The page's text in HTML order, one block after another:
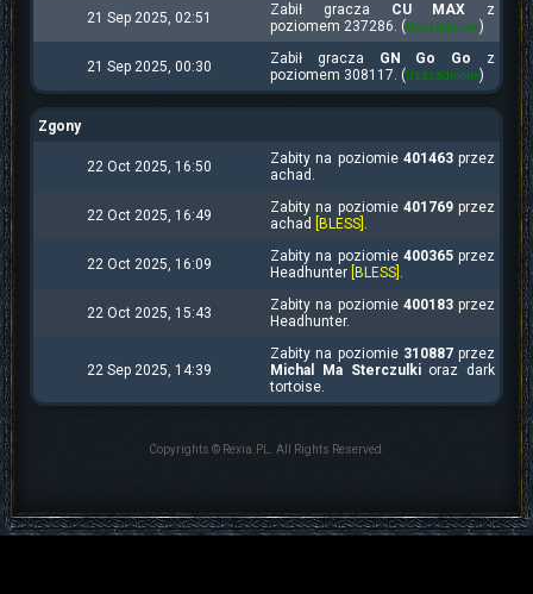
21 Sep 2025, 02:51 Zabił gracza CU MAX z
poziomem 237286. ( Uzasadnione)
21 Sep 2025, 00:30 Zabił gracza GN Go Go z
poziomem 308117. ( Uzasadnione)
Zgony
22 Oct 2025, 16:50 Zabity na poziomie 401463przez
achad.
22 Oct 2025, 16:49 Zabity na poziomie 401769przez
achad
[BLESS] .
22 Oct 2025, 16:09 Zabity na poziomie 400365przez
Headhunter [BLESS] .
22 Oct 2025, 15:43 Zabity na poziomie 400183przez
Headhunter.
22 Sep 2025, 14:39
Zabity na poziomie 310887przez
Michal Ma Sterczulkioraz dark
tortoise.
Copyrights © Rexia.PL. All Rights Reserved.